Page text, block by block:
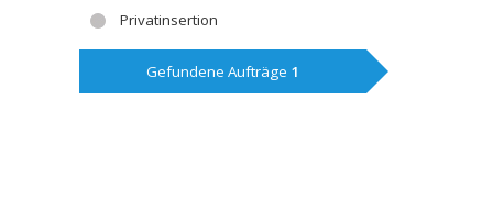
Privatinsertion
Gefundene Aufträge 1